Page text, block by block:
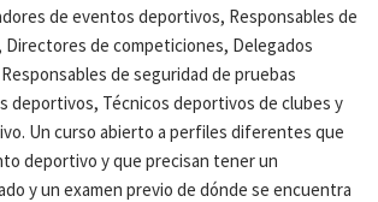
de eventos deportivos, Responsables de
de competiciones, Delegados
de seguridad de pruebas
deportivos, Técnicos deportivos de clubes y
Un curso abierto a perfiles diferentes que
deportivo y que precisan tener un
y un examen previo de dónde se encuentra